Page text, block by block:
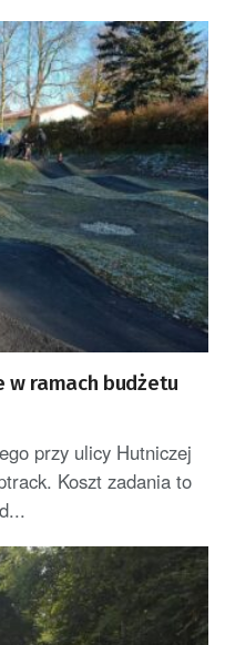
ramach budżetu
przy ulicy Hutniczej
Koszt zadania to